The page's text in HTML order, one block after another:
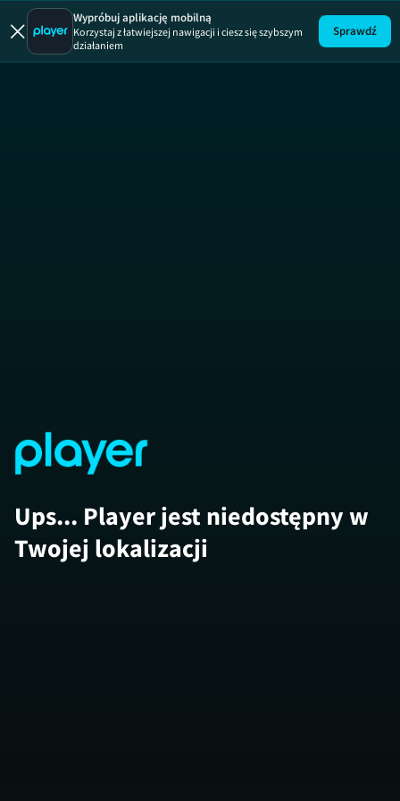
Rzeczy
Wypróbuj aplikację mobilną
Korzystaj z łatwiejszej nawigacji i ciesz się szybszym
działaniem
Sprawdź
Ups... Player jest niedostępny w
Twojej lokalizacji